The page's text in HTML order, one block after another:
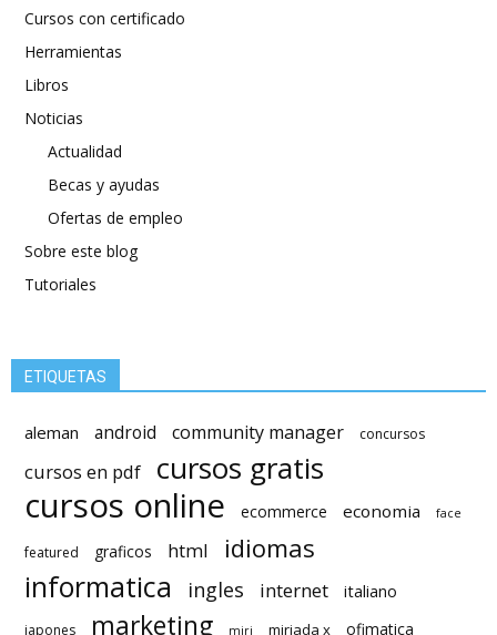
Cursos con certificado
Herramientas
Libros
Noticias
Actualidad
Becas y ayudas
Ofertas de empleo
Sobre este blog
Tutoriales
ETIQUETAS
aleman android community manager concursos
cursos en pdf cursos gratis
cursos online ecommerce economia face
featured graficos html idiomas
informatica ingles internet italiano
japones marketing miri miriada x ofimatica